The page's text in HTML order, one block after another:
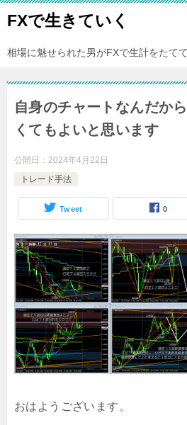
FXで生きていく
相場に魅せられた男がFXで生計をたて
自身のチャートなんだか
くてもよいと思います
公開日： 2024年4月22日
トレード手法
Tweet 0
おはようございます。